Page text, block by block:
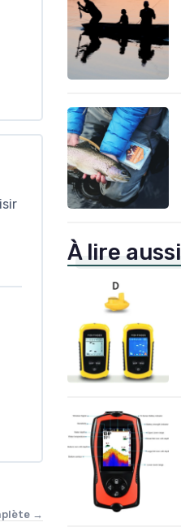
→
À lire aussi